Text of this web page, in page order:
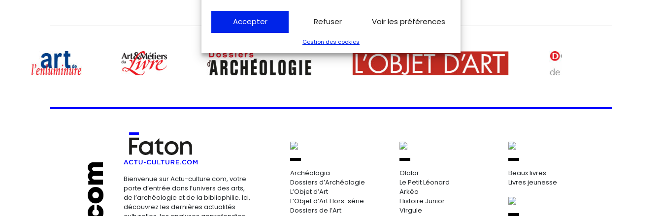
Accepter Refuser Voir les préférences
Gestion des cookies
Bienvenue sur Actu-culture.com, votre
porte d’entrée dans l’univers des arts,
de l’archéologie et de la bibliophilie. Ici,
découvrez les dernières actualités
Archéologia
Dossiers d’Archéologie
L’Objet d’Art
L’Objet d’Art Hors-série
Dossiers de l’Art
Olalar
Le Petit Léonard
Arkéo
Histoire Junior
Virgule
Beaux livres
Livres jeunesse